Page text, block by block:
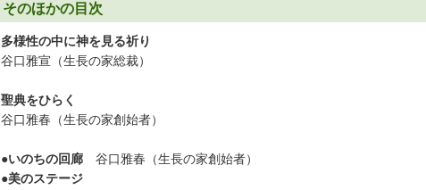
そのほかの目次
多様性の中に神を見る祈り
谷口雅宣（生長の家総裁）
聖典をひらく
谷口雅春（生長の家創始者）
●いのちの回廊谷口雅春（生長の家創始者）
●美のステージ